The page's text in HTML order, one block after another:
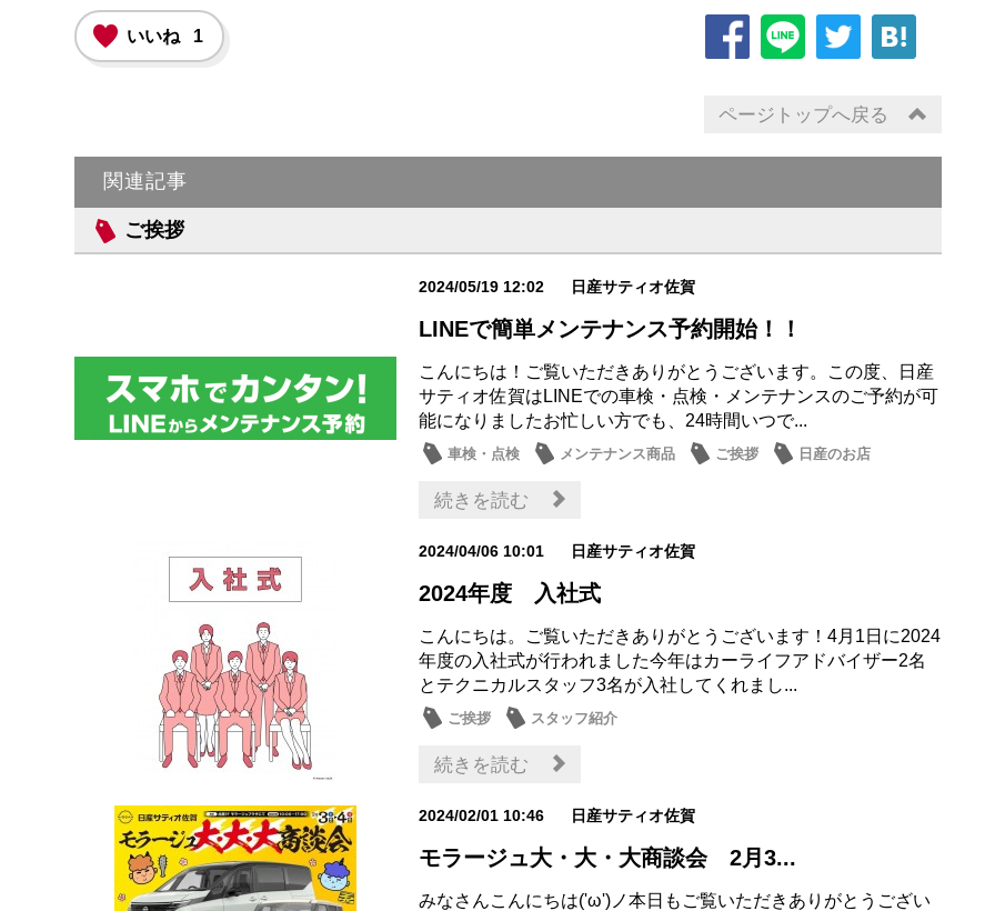
いいね 1
ページトップへ戻る
関連記事
ご挨拶
2024/05/19 12:02 日産サティオ佐賀
LINEで簡単メンテナンス予約開始！！
こんにちは！ご覧いただきありがとうございます。この度、日産
サティオ佐賀はLINEでの車検・点検・メンテナンスのご予約が可
能になりましたお忙しい方でも、24時間いつで...
車検・点検 メンテナンス商品 ご挨拶
日産のお店
話題の情報
続きを読む
2024/04/06 10:01 日産サティオ佐賀
2024年度 入社式
こんにちは。ご覧いただきありがとうございます！4月1日に2024
年度の入社式が行われました今年はカーライフアドバイザー2名
とテクニカルスタッフ3名が入社してくれまし...
ご挨拶 スタッフ紹介
続きを読む
2024/02/01 10:46 日産サティオ佐賀
モラージュ大・大・大商談会 2月3...
みなさんこんにちは('ω')ノ本日もご覧いただきありがとうござい